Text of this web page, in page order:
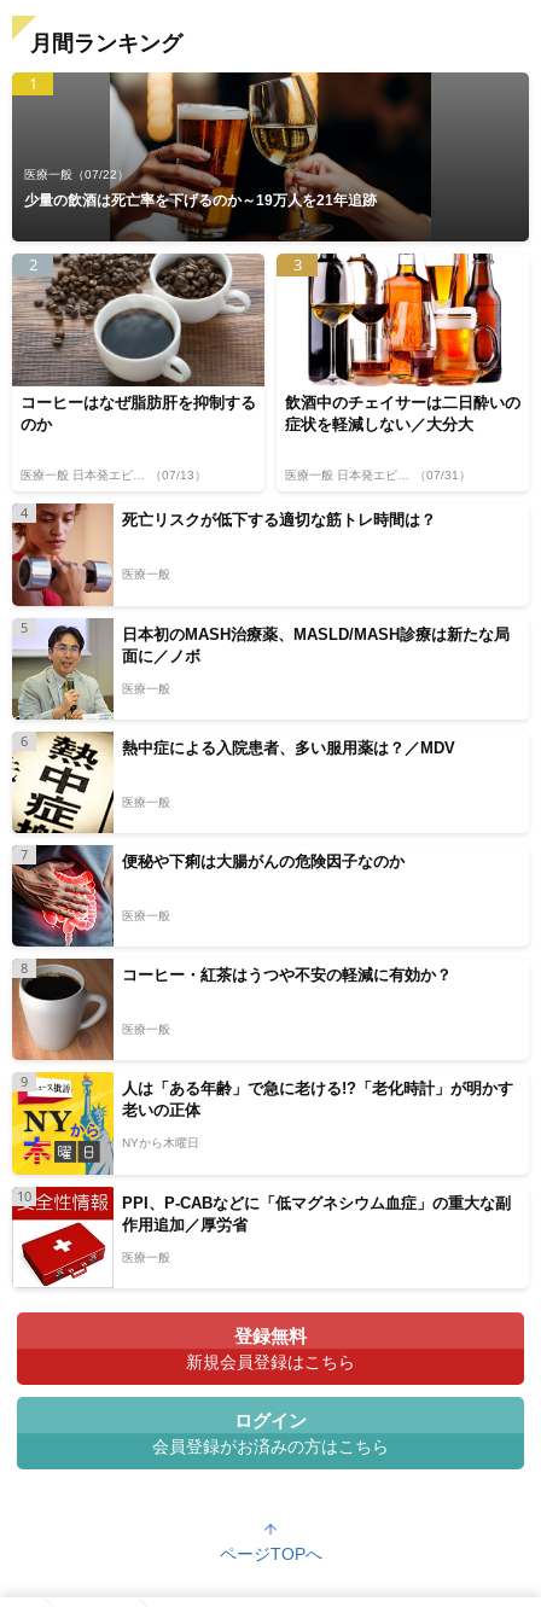
月間ランキング
1
医療一般 （07/22）
少量の飲酒は死亡率を下げるのか～19万人を21年追跡
2
コーヒーはなぜ脂肪肝を抑制する
のか
医療一般 日本発エビデンス （07/13）
3
飲酒中のチェイサーは二日酔いの
症状を軽減しない／大分大
医療一般 日本発エビデンス （07/31）
4 死亡リスクが低下する適切な筋トレ時間は？
医療一般
5
日本初のMASH治療薬、MASLD/MASH診療は新たな局
面に／ノボ
医療一般
6 熱中症による入院患者、多い服用薬は？／MDV
医療一般
7 便秘や下痢は大腸がんの危険因子なのか
医療一般
8 コーヒー・紅茶はうつや不安の軽減に有効か？
医療一般
9
人は「ある年齢」で急に老ける!?「老化時計」が明かす
老いの正体
NYから木曜日
10
PPI、P-CABなどに「低マグネシウム血症」の重大な副
作用追加／厚労省
医療一般
登録無料
新規会員登録はこちら
ログイン
会員登録がお済みの方はこちら
ページTOPへ